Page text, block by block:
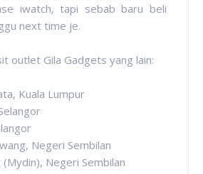
iwatch, tapi sebab baru beli
next time je.
outlet Gila Gadgets yang lain:
Kuala Lumpur
Negeri Sembilan
(Mydin), Negeri Sembilan